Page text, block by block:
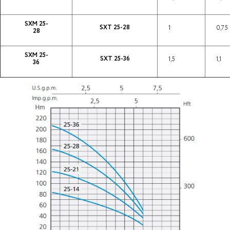
SXM 25-
28
SXT 25-28 1 0,75
SXM 25-
36
SXT 25-36 1,5 1,1